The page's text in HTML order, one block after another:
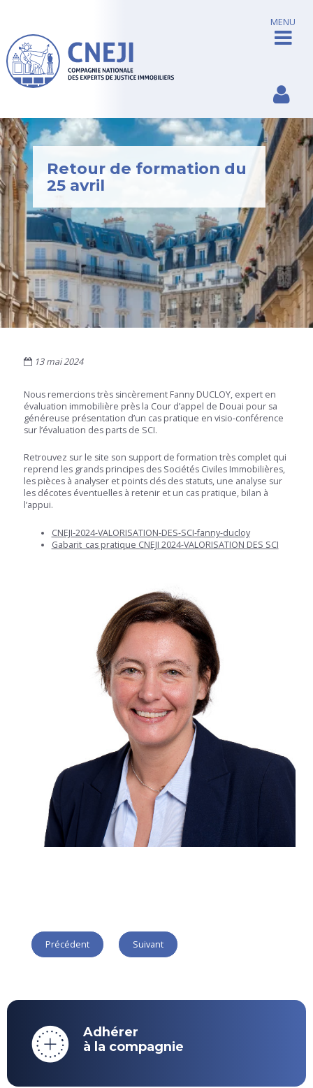
MENU
Retour de formation du
25 avril
13 mai 2024
Nous remercions très sincèrement Fanny DUCLOY, expert en
évaluation immobilière près la Cour d’appel de Douai pour sa
généreuse présentation d’un cas pratique en visio-conférence
sur l’évaluation des parts de SCI.
Retrouvez sur le site son support de formation très complet qui
reprend les grands principes des Sociétés Civiles Immobilières,
les pièces à analyser et points clés des statuts, une analyse sur
les décotes éventuelles à retenir et un cas pratique, bilan à
l’appui.
CNEJI-2024-VALORISATION-DES-SCI-fanny-ducloy
Gabarit_cas pratique CNEJI 2024-VALORISATION DES SCI
Précédent Suivant
Adhérer
à la compagnie